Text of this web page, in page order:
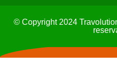
© Copyright 2024